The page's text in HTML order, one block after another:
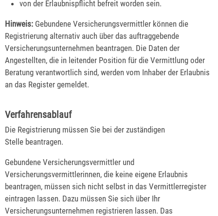
von der Erlaubnispflicht befreit worden sein.
Hinweis: Gebundene Versicherungsvermittler können die
Registrierung alternativ auch über das auftraggebende
Versicherungsunternehmen beantragen. Die Daten der
Angestellten, die in leitender Position für die Vermittlung oder
Beratung verantwortlich sind, werden vom Inhaber der Erlaubnis
an das Register gemeldet.
Verfahrensablauf
Die Registrierung müssen Sie bei der zuständigen
Stelle beantragen.
Gebundene Versicherungsvermittler und
Versicherungsvermittlerinnen, die keine eigene Erlaubnis
beantragen, müssen sich nicht selbst in das Vermittlerregister
eintragen lassen. Dazu müssen Sie sich über Ihr
Versicherungsunternehmen registrieren lassen. Das